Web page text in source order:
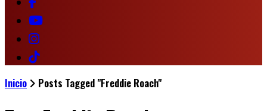
Inicio Posts Tagged "Freddie Roach"